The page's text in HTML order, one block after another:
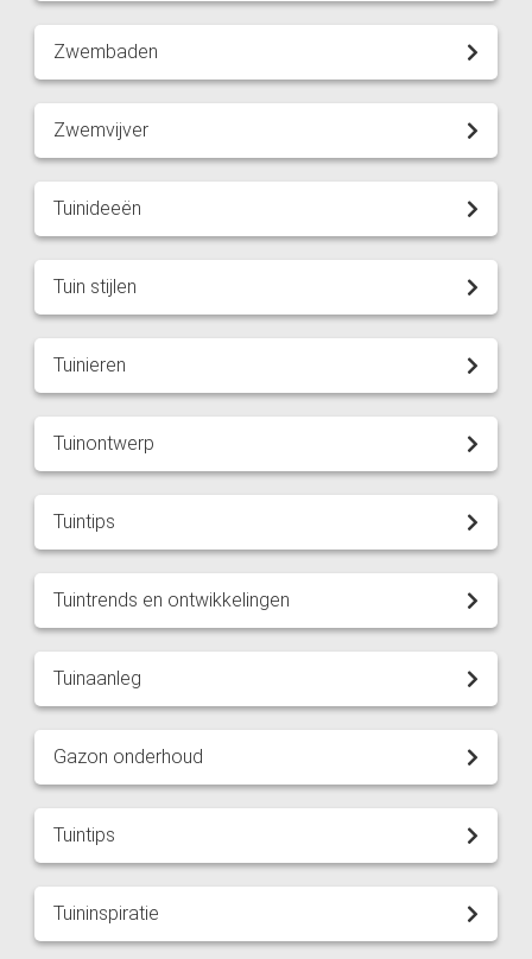
Zwembaden
Zwemvijver
Tuinideeën
Tuin stijlen
Tuinieren
Tuinontwerp
Tuintips
Tuintrends en ontwikkelingen
Tuinaanleg
Gazon onderhoud
Tuintips
Tuininspiratie